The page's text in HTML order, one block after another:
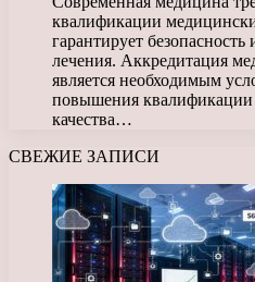
квалификации
гарантирует
лечения. Аккредитация
является необходимым
повышения квалификации
качества…
СВЕЖИЕ ЗАПИСИ